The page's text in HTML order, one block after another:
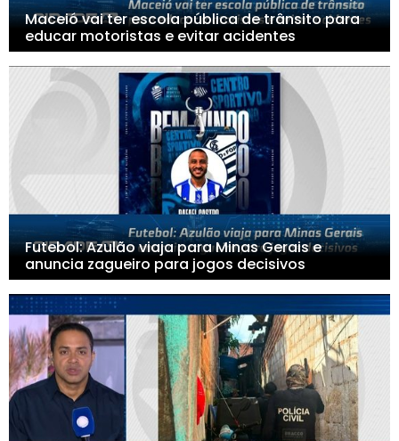
Maceió vai ter escola pública de trânsito para
educar motoristas e evitar acidentes
Futebol: Azulão viaja para Minas Gerais e
anuncia zagueiro para jogos decisivos